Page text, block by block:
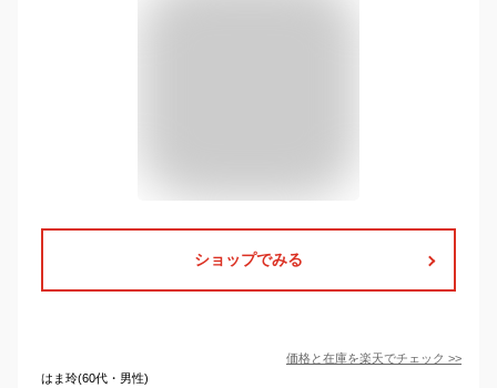
ショップでみる
価格と在庫を楽天でチェック >>
はま玲(60代・男性)